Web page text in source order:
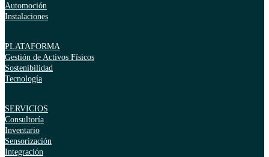
Automoción
Instalaciones
PLATAFORMA
Gestión de Activos Físicos
Sostenibilidad
Tecnología
SERVICIOS
Consultoría
Inventario
Sensorización
Integración